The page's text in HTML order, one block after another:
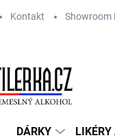
Kontakt Showroom
DÁRKY